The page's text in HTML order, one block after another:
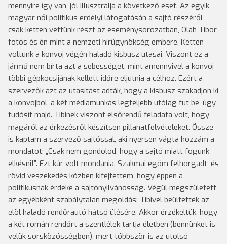
mennyire így van, jól illusztrálja a következő eset. Az egyik
magyar női politikus erdélyi látogatásán a sajtó részéről
csak ketten vettünk részt az eseménysorozatban, Oláh Tibor
fotós és én mint a nemzeti hírügynökség embere. Ketten
voltunk a konvoj végén haladó kisbusz utasai. Viszont ez a
jármű nem bírta azt a sebességet, mint amennyivel a konvoj
többi gépkocsijának kellett időre eljutnia a célhoz. Ezért a
szervezők azt az utasítást adták, hogy a kisbusz szakadjon ki
a konvojból, a két médiamunkás legfeljebb utólag fut be, úgy
tudósít majd. Tibinek viszont elsőrendű feladata volt, hogy
magáról az érkezésről készítsen pillanatfelvételeket. Össze
is kaptam a szervező sajtóssal, aki nyersen vágta hozzám a
mondatot: „Csak nem gondolod, hogy a sajtó miatt fogunk
elkésni!”. Ezt kár volt mondania. Szakmai egóm felhorgadt, és
rövid veszekedés közben kifejtettem, hogy éppen a
politikusnak érdeke a sajtónyilvánosság. Végül megszületett
az egyébként szabálytalan megoldás: Tibivel beültettek az
elöl haladó rendőrautó hátsó ülésére. Akkor érzékeltük, hogy
a két román rendőrt a szentlélek tartja életben (bennünket is
velük sorsközösségben), mert többször is az utolsó